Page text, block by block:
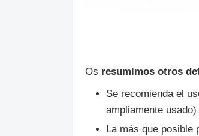
Os resumimos otros
Se recomienda el
ampliamente
La más que